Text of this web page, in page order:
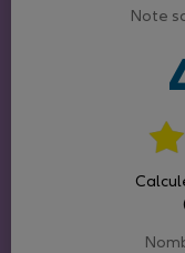
Note